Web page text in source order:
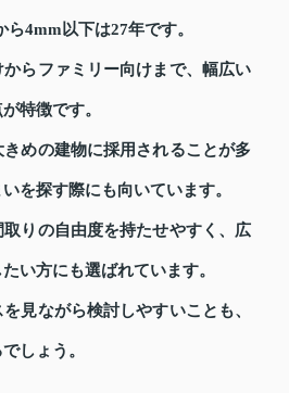
4mm以下は27年です。
らファミリー向けまで、幅広い
特徴です。
めの建物に採用されることが多
を探す際にも向いています。
取りの自由度を持たせやすく、広
い方にも選ばれています。
見ながら検討しやすいことも、
しょう。